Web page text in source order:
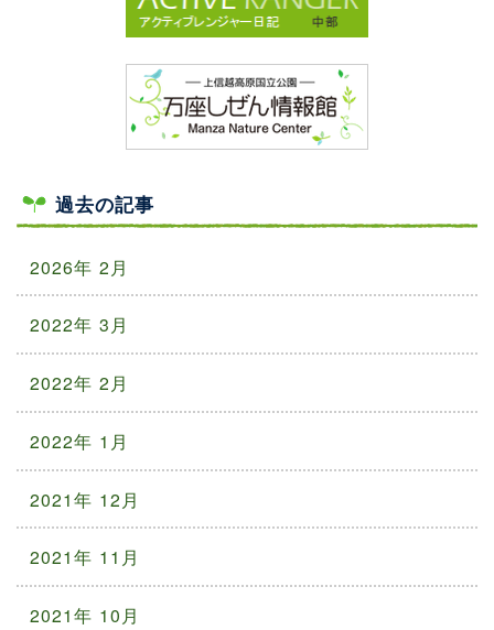
過去の記事
2026年 2月
2022年 3月
2022年 2月
2022年 1月
2021年 12月
2021年 11月
2021年 10月